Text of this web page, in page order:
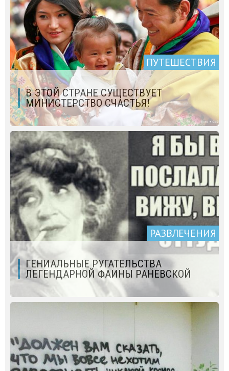
ПУТЕШЕСТВИЯ
В ЭТОЙ СТРАНЕ СУЩЕСТВУЕТ
МИНИСТЕРСТВО СЧАСТЬЯ!
РАЗВЛЕЧЕНИЯ
ГЕНИАЛЬНЫЕ РУГАТЕЛЬСТВА
ЛЕГЕНДАРНОЙ ФАИНЫ РАНЕВСКОЙ